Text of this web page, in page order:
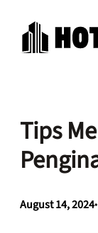
Tips
August 14, 2024•